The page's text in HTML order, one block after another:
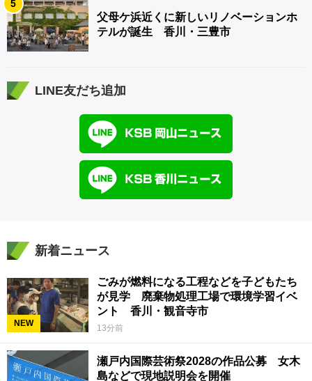
5
父母ケ浜近くに新しいリノベーションホ
テルが誕生 香川・三豊市
LINE友だち追加
新着ニュース
NEW
ごみが燃料になる工程などを子どもたち
が見学 廃棄物処理工場で環境学習イベ
ント 香川・観音寺市
13分前
瀬戸内国際芸術祭2028の作品公募 女木
島などで現地説明会を開催